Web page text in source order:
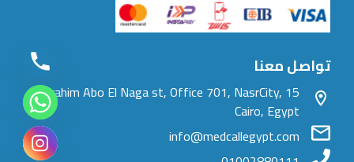
تواصل معنا
15 Ibrahim Abo El Naga st, Office 701, NasrCity,
Cairo, Egypt
info@medcallegypt.com